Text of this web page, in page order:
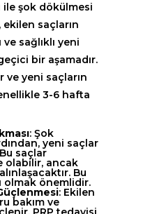
ile şok dökülmesi
saçların
sağlıklı yeni
bir aşamadır.
ve yeni saçların
3-6 hafta
: Şok
yeni saçlar
saçlar
olabilir, ancak
Bu
olmak önemlidir.
: Ekilen
bakım ve